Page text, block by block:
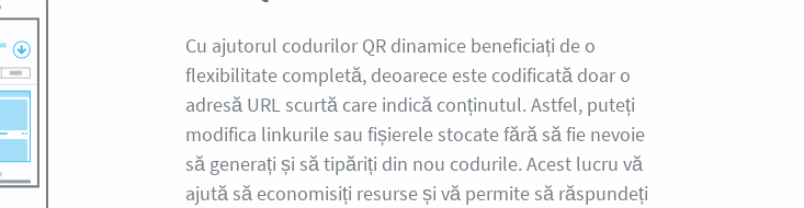
Cu ajutorul codurilor QR dinamice beneficiați de o
flexibilitate completă, deoarece este codificată doar o
adresă URL scurtă care indică conținutul. Astfel, puteți
modifica linkurile sau fișierele stocate fără să fie nevoie
să generați și să tipăriți din nou codurile. Acest lucru vă
ajută să economisiți resurse și vă permite să răspundeți